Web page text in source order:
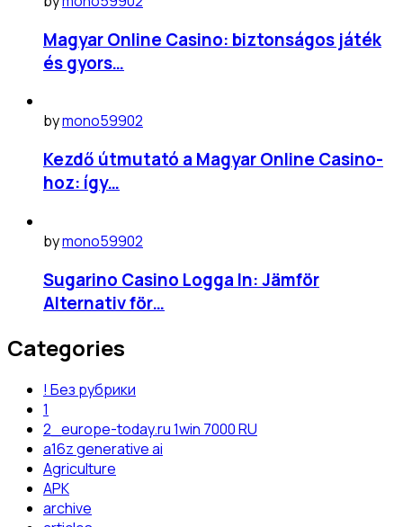
Magyar Online Casino: biztonságos játék
és gyors…
bymono59902
Kezdő útmutató a Magyar Online Casino-
hoz: így…
bymono59902
Sugarino Casino Logga In: Jämför
Alternativ för…
Categories
! Без рубрики
1
2_europe-today.ru 1win 7000 RU
a16z generative ai
Agriculture
APK
archive